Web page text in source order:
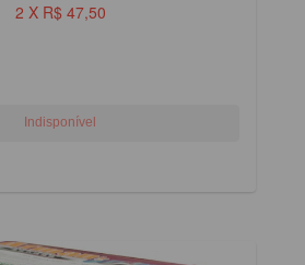
2 X R$ 47,50